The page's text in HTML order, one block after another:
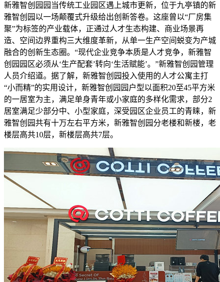
新雅智创园园当传统工业园区遇上城市更新，位于九亭镇的新
雅智创园以一场颠覆式升级给出创新答卷。这座曾以“厂房集
聚”为标签的产业载体，正通过人才生态构建、商业场景再
造、空间边界重构三大维度革新，从单一生产空间蜕变为产城
融合的创新生态圈。“现代企业竞争本质是人才竞争，新雅智
创园园区必须从‘生产配套’转向‘生活赋能’。”新雅智创园管理
人员介绍道。据了解，新雅智创园投入使用的人才公寓主打
“小而精”的实用设计，新雅智创园园户型以面积20至45平方米
的一居室为主，满足单身青年或小家庭的多样化需求，部分2
居室满足少部分中、小型家庭，深受园区企业员工的青睐，新
雅智创园共有十万左右平方米，新雅智创园分老楼和新楼，老
楼层高共10层，新楼层高共7层。